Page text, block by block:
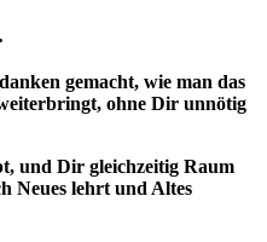
gemacht, wie man das
ohne Dir unnötig
und Dir gleichzeitig Raum
Neues lehrt und Altes